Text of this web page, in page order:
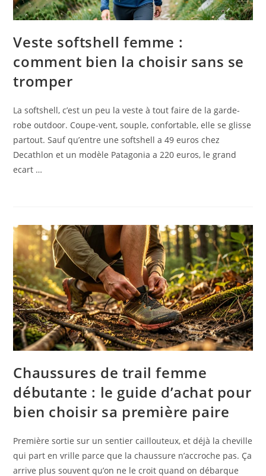
Veste softshell femme :
comment bien la choisir sans se
tromper
La softshell, c’est un peu la veste à tout faire de la garde-
robe outdoor. Coupe-vent, souple, confortable, elle se glisse
partout. Sauf qu’entre une softshell a 49 euros chez
Decathlon et un modèle Patagonia a 220 euros, le grand
ecart …
Chaussures de trail femme
débutante : le guide d’achat pour
bien choisir sa première paire
Première sortie sur un sentier caillouteux, et déjà la cheville
qui part en vrille parce que la chaussure n’accroche pas. Ça
arrive plus souvent qu’on ne le croit quand on débarque